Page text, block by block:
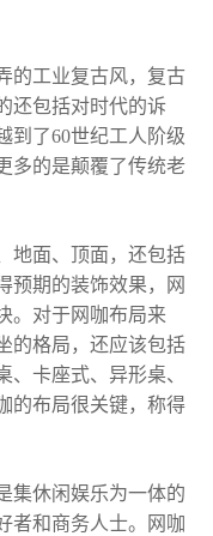
的工业复古风，复古
还包括对时代的诉
到了60世纪工人阶级
多的是颠覆了传统老
地面、顶面，还包括
预期的装饰效果，网
。对于网咖布局来
的格局，还应该包括
卡座式、异形桌、
的布局很关键，称得
集休闲娱乐为一体的
者和商务人士。网咖